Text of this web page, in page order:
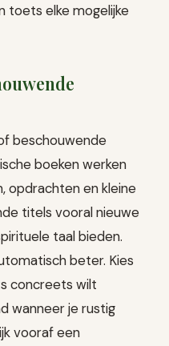
toets elke mogelijke
beschouwende
boeken werken
opdrachten en kleine
titels vooral nieuwe
taal bieden.
beter. Kies
concreets wilt
wanneer je rustig
vooraf een